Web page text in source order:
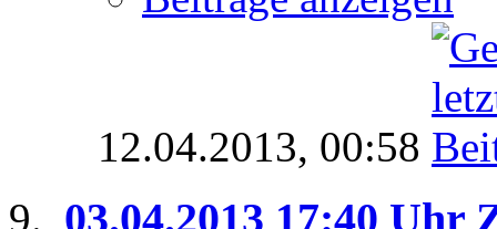
12.04.2013, 00:58
03.04.2013 17:40 Uhr